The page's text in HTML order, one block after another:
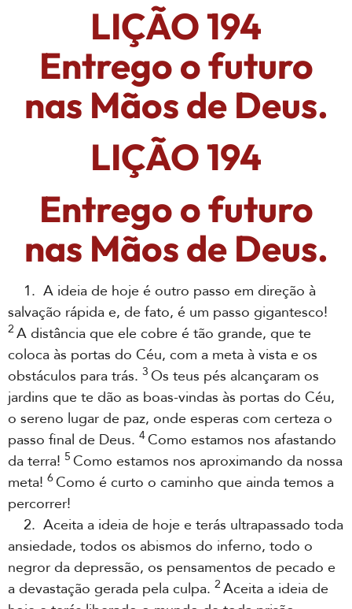
LIÇÃO 194
Entrego o futuro
nas Mãos de Deus.
LIÇÃO 194
Entrego o futuro
nas Mãos de Deus.
1. A ideia de hoje é outro passo em direção à
salvação rápida e, de fato, é um passo gigantesco!
2 A distância que ele cobre é tão grande, que te
coloca às portas do Céu, com a meta à vista e os
obstáculos para trás. 3 Os teus pés alcançaram os
jardins que te dão as boas-vindas às portas do Céu,
o sereno lugar de paz, onde esperas com certeza o
passo final de Deus. 4Como estamos nos afastando
da terra! 5 Como estamos nos aproximando da nossa
meta! 6Como é curto o caminho que ainda temos a
percorrer!
2. Aceita a ideia de hoje e terás ultrapassado toda
ansiedade, todos os abismos do inferno, todo o
negror da depressão, os pensamentos de pecado e
a devastação gerada pela culpa. 2 Aceita a ideia de